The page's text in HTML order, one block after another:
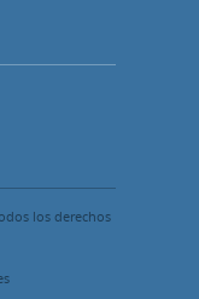
los derechos